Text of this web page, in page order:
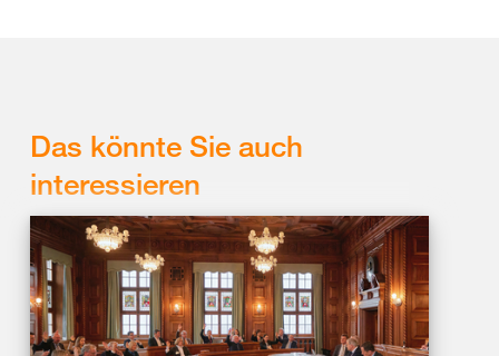
Das könnte Sie auch
interessieren